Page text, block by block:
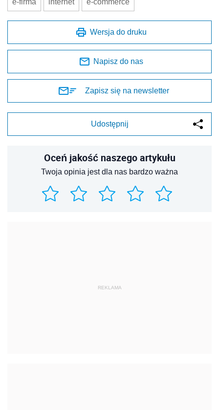
e-firma internet e-commerce
Wersja do druku
Napisz do nas
Zapisz się na newsletter
Udostępnij
Oceń jakość naszego artykułu
Twoja opinia jest dla nas bardzo ważna
REKLAMA